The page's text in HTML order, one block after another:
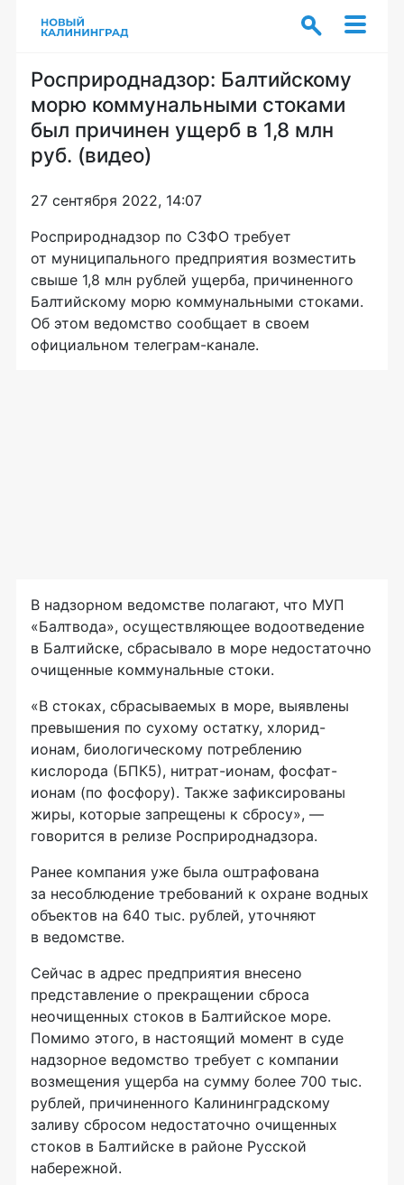
Росприроднадзор: Балтийскому
морю коммунальными стоками
был причинен ущерб в 1,8 млн
руб. (видео)
27 сентября 2022, 14:07
Росприроднадзор по СЗФО требует
от муниципального предприятия возместить
свыше 1,8 млн рублей ущерба, причиненного
Балтийскому морю коммунальными стоками.
Об этом ведомство сообщает в своем
официальном телеграм-канале.
В надзорном ведомстве полагают, что МУП
«Балтвода», осуществляющее водоотведение
в Балтийске, сбрасывало в море недостаточно
очищенные коммунальные стоки.
«В стоках, сбрасываемых в море, выявлены
превышения по сухому остатку, хлорид-
ионам, биологическому потреблению
кислорода (БПК5), нитрат-ионам, фосфат-
ионам (по фосфору). Также зафиксированы
жиры, которые запрещены к сбросу», —
говорится в релизе Росприроднадзора.
Ранее компания уже была оштрафована
за несоблюдение требований к охране водных
объектов на 640 тыс. рублей, уточняют
в ведомстве.
Сейчас в адрес предприятия внесено
представление о прекращении сброса
неочищенных стоков в Балтийское море.
Помимо этого, в настоящий момент в суде
надзорное ведомство требует с компании
возмещения ущерба на сумму более 700 тыс.
рублей, причиненного Калининградскому
заливу сбросом недостаточно очищенных
стоков в Балтийске в районе Русской
набережной.